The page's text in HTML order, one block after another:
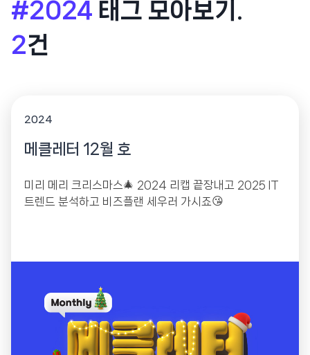
#2024 태그 모아보기.
2건
2024
메클레터 12월 호
미리 메리 크리스마스🎄 2024 리캡 끝장내고 2025 IT
트렌드 분석하고 비즈플랜 세우러 가시죠😘